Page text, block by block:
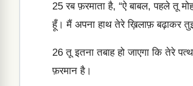
25 रब फ़रमाता है, “ऐ बाबल, पहले तू
हूँ। मैं अपना हाथ तेरे ख़िलाफ़ बढ़ाकर
26 तू इतना तबाह हो जाएगा कि तेरे
फ़रमान है।